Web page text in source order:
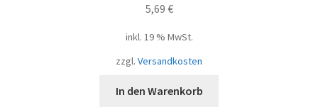
5,69 €
inkl. 19 % MwSt.
zzgl. Versandkosten
In den Warenkorb